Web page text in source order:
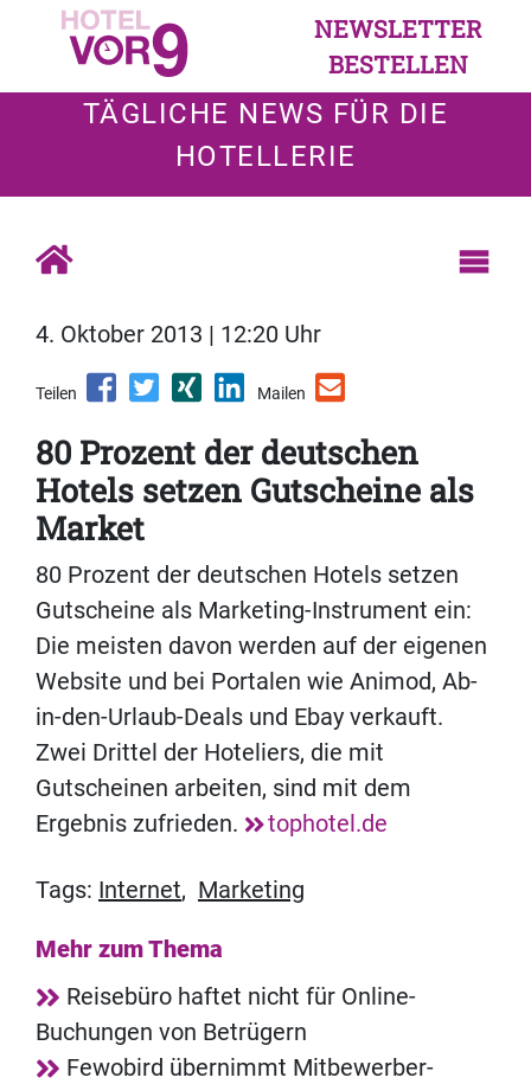
NEWSLETTER
BESTELLEN
TÄGLICHE NEWS FÜR DIE
HOTELLERIE
4. Oktober 2013 | 12:20 Uhr
Teilen Mailen
80 Prozent der deutschen
Hotels setzen Gutscheine als
Market
80 Prozent der deutschen Hotels setzen
Gutscheine als Marketing-Instrument ein:
Die meisten davon werden auf der eigenen
Website und bei Portalen wie Animod, Ab-
in-den-Urlaub-Deals und Ebay verkauft.
Zwei Drittel der Hoteliers, die mit
Gutscheinen arbeiten, sind mit dem
Ergebnis zufrieden.
tophotel.de
Tags: Internet, Marketing
Mehr zum Thema
Reisebüro haftet nicht für Online-
Buchungen von Betrügern
Fewobird übernimmt Mitbewerber-